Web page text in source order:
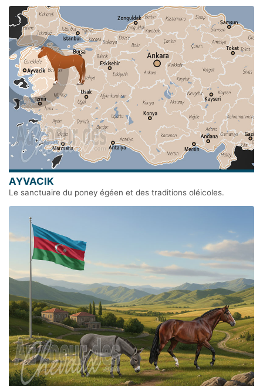
AYVACIK
Le sanctuaire du poney égéen et des traditions oléicoles.